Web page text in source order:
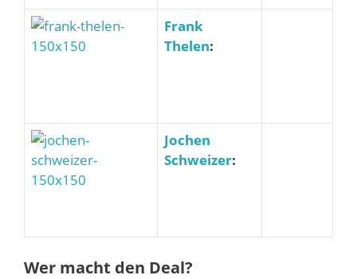
Frank
Thelen:
Jochen
Schweizer:
Wer macht den Deal?